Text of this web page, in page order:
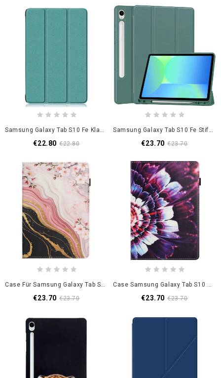
Samsung Galaxy Tab S10 Fe Klassisch
€22.80 €22.80
Samsung Galaxy Tab S10 Fe Stifthalter
€23.70 €23.70
Case Für Samsung Galaxy Tab S10 Fe Blumen-Design Aus Marmor
€23.70 €23.70
Case Samsung Galaxy Tab S10 Fe Handyhülle Blumen-Design
€23.70 €23.70